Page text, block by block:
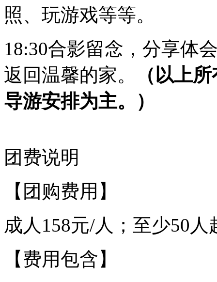
照、玩游戏等等。
18:30合影留念，分享体
返回温馨的家。
（以上
导游安排为主。）
团费说明
【团购费用】
成人158元/人；至少50人
【费用包含】